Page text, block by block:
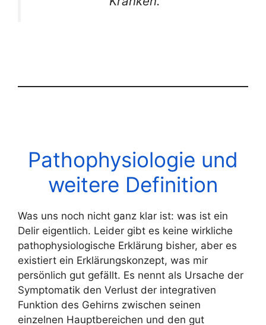
Pathophysiologie und
weitere Definition
Was uns noch nicht ganz klar ist: was ist ein
Delir eigentlich. Leider gibt es keine wirkliche
pathophysiologische Erklärung bisher, aber es
existiert ein Erklärungskonzept, was mir
persönlich gut gefällt. Es nennt als Ursache der
Symptomatik den Verlust der integrativen
Funktion des Gehirns zwischen seinen
einzelnen Hauptbereichen und den gut